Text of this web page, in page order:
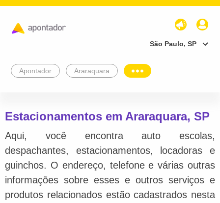
São Paulo, SP
Apontador Araraquara
Estacionamentos em Araraquara, SP
Aqui, você encontra auto escolas,
despachantes, estacionamentos, locadoras e
guinchos. O endereço, telefone e várias outras
informações sobre esses e outros serviços e
produtos relacionados estão cadastrados nesta